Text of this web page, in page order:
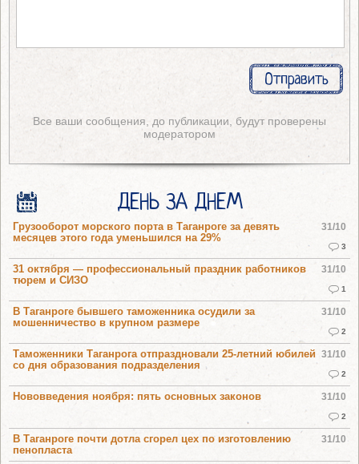
Все ваши сообщения, до публикации, будут проверены
модератором
ДЕНЬ ЗА ДНЕМ
31/10
3
Грузооборот морского порта в Таганроге за девять
месяцев этого года уменьшился на 29%
31/10
1
31 октября — профессиональный праздник работников
тюрем и СИЗО
31/10
2
В Таганроге бывшего таможенника осудили за
мошенничество в крупном размере
31/10
2
Таможенники Таганрога отпраздновали 25-летний юбилей
со дня образования подразделения
31/10
2
Нововведения ноября: пять основных законов
31/10
В Таганроге почти дотла сгорел цех по изготовлению
пенопласта